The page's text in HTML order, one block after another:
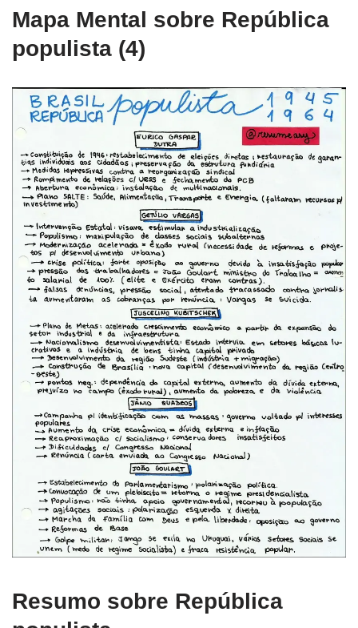
Mapa Mental sobre República
populista (4)
Resumo sobre República